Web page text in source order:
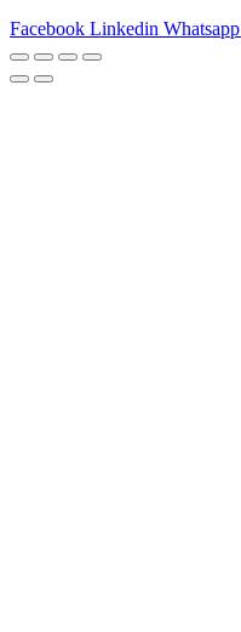
Facebook Linkedin Whatsapp